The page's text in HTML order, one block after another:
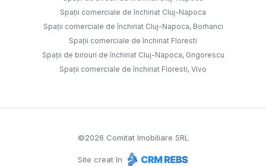
Spații comerciale de închiriat Cluj-Napoca
Spații comerciale de închiriat Cluj-Napoca, Borhanci
Spații comerciale de închiriat Floresti
Spații de birouri de închiriat Cluj-Napoca, Grigorescu
Spații comerciale de închiriat Floresti, Vivo
©2026 Comitat Imobiliare SRL
Site creat în